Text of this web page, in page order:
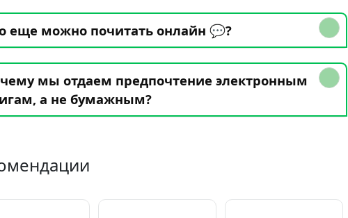
еще можно почитать онлайн 💬?
мы отдаем предпочтение электронным
а не бумажным?